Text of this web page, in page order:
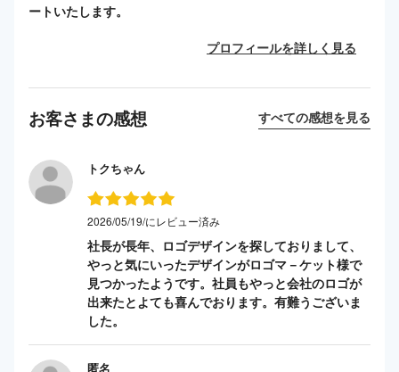
ートいたします。
プロフィールを詳しく見る
お客さまの感想 すべての感想を見る
トクちゃん
2026/05/19/にレビュー済み
社長が長年、ロゴデザインを探しておりまして、
やっと気にいったデザインがロゴマ－ケット様で
見つかったようです。社員もやっと会社のロゴが
出来たとよても喜んでおります。有難うございま
した。
匿名